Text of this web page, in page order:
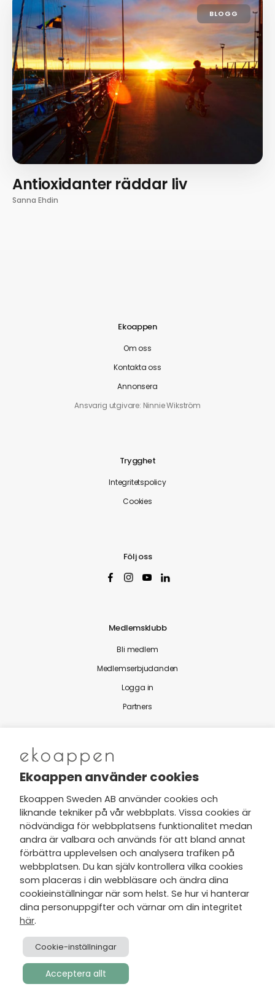
BLOGG
Antioxidanter räddar liv
Sanna Ehdin
Ekoappen
Om oss
Kontakta oss
Annonsera
Ansvarig utgivare: Ninnie Wikström
Trygghet
Integritetspolicy
Cookies
Följ oss
Medlemsklubb
Bli medlem
Medlemserbjudanden
Logga in
Partners
Nytt från Ekoappen
Jag har tagit del av Ekoappens
personuppgifts- och
integritetspolicyoch tar gärna del
av nyheter, hälsotips och exklusiva
erbjudanden via min e-post.
Skapad av
Ekoappen använder cookies
Ekoappen Sweden AB använder cookies och
liknande tekniker på vår webbplats. Vissa cookies är
nödvändiga för webbplatsens funktionalitet medan
andra är valbara och används för att bland annat
förbättra upplevelsen och analysera trafiken på
webbplatsen. Du kan själv kontrollera vilka cookies
som placeras i din webbläsare och ändra dina
cookieinställningar när som helst. Se hur vi hanterar
dina personuppgifter och värnar om din integritet
här.
Cookie-inställningar
Acceptera allt